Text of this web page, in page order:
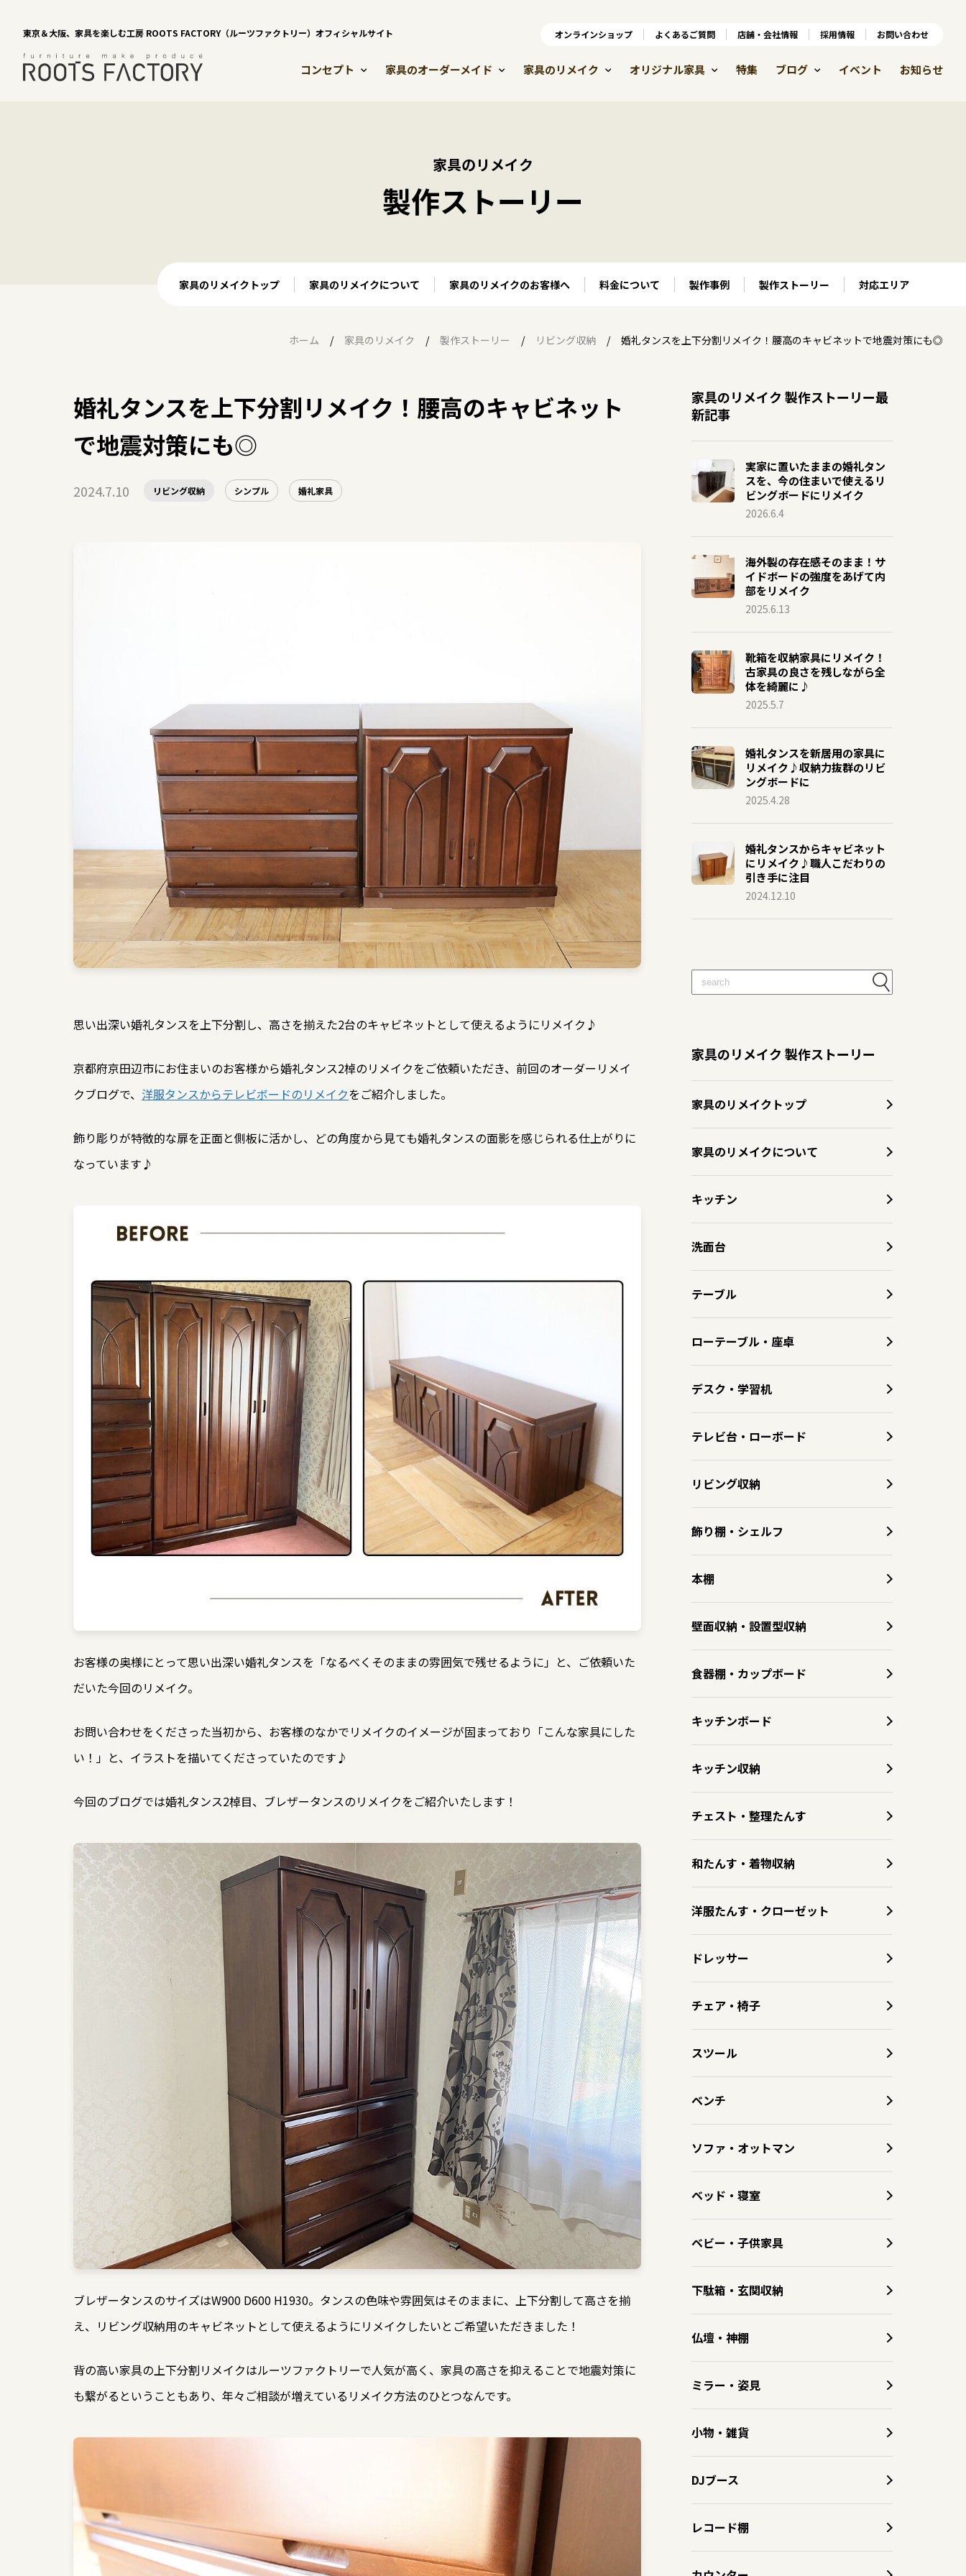
東京＆大阪、家具を楽しむ工房 ROOTS FACTORY（ルーツファクトリー）オフィシャルサイト オンラインショップ よくあるご質問 店舗・会社情報 採用情報
コンセプト 家具のオーダーメイド 家具のリメイク オリジナル家具 特集 ブログ イベント お知らせ
オンラインショップ よくあるご質問 店舗・会社情報 採用情報 お問い合わせ
家具のリメイク
製作ストーリー
家具のリメイクトップ 家具のリメイクについて 家具のリメイクのお客様へ 料金について 製作事例 製作ストーリー 対応エリア
ホーム 家具のリメイク 製作ストーリー リビング収納 婚礼タンスを上下分割リメイク！腰高のキャビネットで地震対策にも◎
婚礼タンスを上下分割リメイク！腰高のキャビネット
で地震対策にも◎
2024.7.10 リビング収納 シンプル 婚礼家具
思い出深い婚礼タンスを上下分割し、高さを揃えた2台のキャビネットとして使えるようにリメイク♪
京都府京田辺市にお住まいのお客様から婚礼タンス2棹のリメイクをご依頼いただき、前回のオーダーリメイ
クブログで、 洋服タンスからテレビボードのリメイクをご紹介しました。
飾り彫りが特徴的な扉を正面と側板に活かし、どの角度から見ても婚礼タンスの面影を感じられる仕上がりに
なっています♪
お客様の奥様にとって思い出深い婚礼タンスを「なるべくそのままの雰囲気で残せるように」と、ご依頼いた
だいた今回のリメイク。
お問い合わせをくださった当初から、お客様のなかでリメイクのイメージが固まっており「こんな家具にした
い！」と、イラストを描いてくださっていたのです♪
今回のブログでは婚礼タンス2棹目、ブレザータンスのリメイクをご紹介いたします！
ブレザータンスのサイズはW900 D600 H1930。タンスの色味や雰囲気はそのままに、上下分割して高さを揃
え、リビング収納用のキャビネットとして使えるようにリメイクしたいとご希望いただきました！
背の高い家具の上下分割リメイクはルーツファクトリーで人気が高く、家具の高さを抑えることで地震対策に
も繋がるということもあり、年々ご相談が増えているリメイク方法のひとつなんです。
家具のリメイク 製作ストーリー最
新記事
実家に置いたままの婚礼タン
スを、今の住まいで使えるリ
ビングボードにリメイク
2026.6.4
海外製の存在感そのまま！サ
イドボードの強度をあげて内
部をリメイク
2025.6.13
靴箱を収納家具にリメイク！
古家具の良さを残しながら全
体を綺麗に♪
2025.5.7
婚礼タンスを新居用の家具に
リメイク♪収納力抜群のリビ
ングボードに
2025.4.28
婚礼タンスからキャビネット
にリメイク♪職人こだわりの
引き手に注目
2024.12.10
家具のリメイク 製作ストーリー
家具のリメイクトップ
家具のリメイクについて
キッチン
洗面台
テーブル
ローテーブル・座卓
デスク・学習机
テレビ台・ローボード
リビング収納
飾り棚・シェルフ
本棚
壁面収納・設置型収納
食器棚・カップボード
キッチンボード
キッチン収納
チェスト・整理たんす
和たんす・着物収納
洋服たんす・クローゼット
ドレッサー
チェア・椅子
スツール
ベンチ
ソファ・オットマン
ベッド・寝室
ベビー・子供家具
下駄箱・玄関収納
仏壇・神棚
ミラー・姿見
小物・雑貨
DJブース
レコード棚